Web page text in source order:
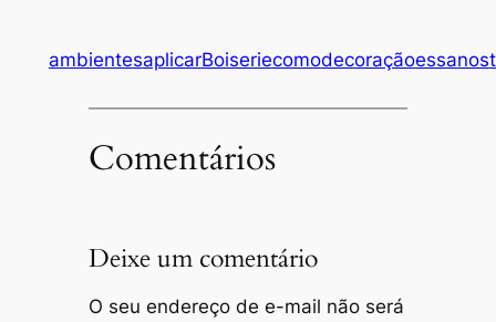
ambientesaplicarBoiseriecomodecoraçãoessanos
Comentários
Deixe um comentário
O seu endereço de e-mail não será